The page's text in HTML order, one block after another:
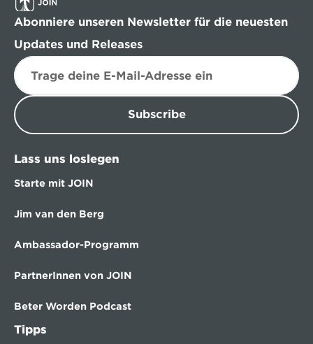
Abonniere unseren Newsletter für die neuesten
Updates und Releases
Subscribe
Lass uns loslegen
Starte mit JOIN
Jim van den Berg
Ambassador-Programm
PartnerInnen von JOIN
Beter Worden Podcast
Tipps